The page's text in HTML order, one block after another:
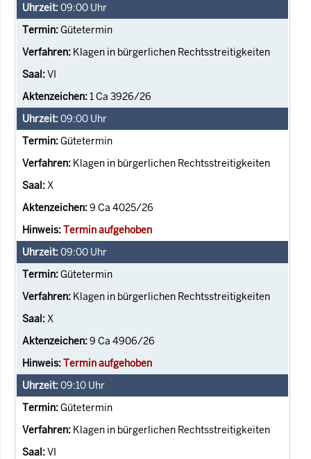
09:00 Uhr
Gütetermin
Klagen in bürgerlichen Rechtsstreitigkeiten
VI
1 Ca 3926/26
09:00 Uhr
Gütetermin
Klagen in bürgerlichen Rechtsstreitigkeiten
X
9 Ca 4025/26
Termin aufgehoben
09:00 Uhr
Gütetermin
Klagen in bürgerlichen Rechtsstreitigkeiten
X
9 Ca 4906/26
Termin aufgehoben
09:10 Uhr
Gütetermin
Klagen in bürgerlichen Rechtsstreitigkeiten
VI